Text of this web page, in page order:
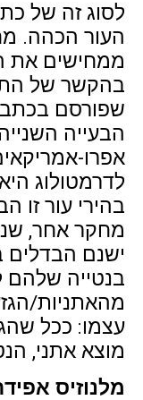
לסוג זה של
העור הכהה.
ממחישים את
הבעייה
אפרו-
לדרמטולוג
בהירי עור זו
מחקר אחר,
ישנם הבדלים
מהאתניות/
עצמו: ככל
מוצא אתני,
מלנוזיס